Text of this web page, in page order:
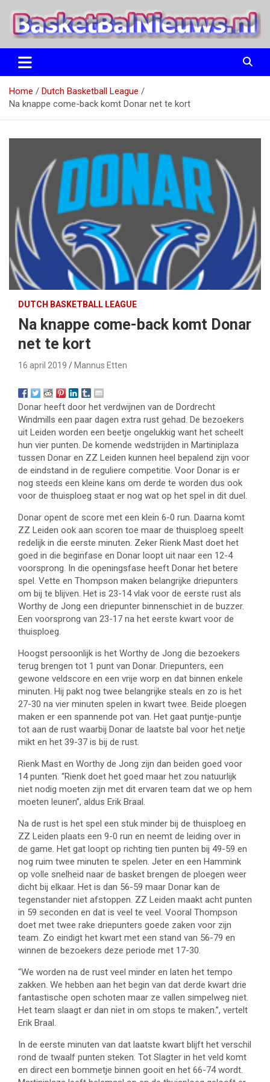
naar
BasketBalNieuws.nl
Etten
Home
Dutch Basketball League
Na knappe come-back komt Donar net te kort
DUTCH BASKETBALL LEAGUE
Na knappe come-back komt Donar
net te kort
16 april 2019 Mannus Etten
Donar heeft door het verdwijnen van de Dordrecht
Windmills een paar dagen extra rust gehad. De bezoekers
uit Leiden worden een beetje ongelukkig want het scheelt
hun vier punten. De komende wedstrijden in Martiniplaza
tussen Donar en ZZ Leiden kunnen heel bepalend zijn voor
de eindstand in de reguliere competitie. Voor Donar is er
nog steeds een kleine kans om derde te worden dus ook
voor de thuisploeg staat er nog wat op het spel in dit duel.
Donar opent de score met een klein 6-0 run. Daarna komt
ZZ Leiden ook aan scoren toe maar de thuisploeg speelt
redelijk in die eerste minuten. Zeker Rienk Mast doet het
goed in die beginfase en Donar loopt uit naar een 12-4
voorsprong. In die openingsfase heeft Donar het betere
spel. Vette en Thompson maken belangrijke driepunters
om bij te blijven. Het is 23-14 vlak voor de eerste rust als
Worthy de Jong een driepunter binnenschiet in de buzzer.
Een voorsprong van 23-17 na het eerste kwart voor de
thuisploeg.
Hoogst persoonlijk is het Worthy de Jong die bezoekers
terug brengen tot 1 punt van Donar. Driepunters, een
gewone veldscore en een vrije worp en dat binnen enkele
minuten. Hij pakt nog twee belangrijke steals en zo is het
27-30 na vier minuten spelen in kwart twee. Beide ploegen
maken er een spannende pot van. Het gaat puntje-puntje
tot aan de rust waarbij Donar de laatste bal voor het netje
mikt en het 39-37 is bij de rust.
Rienk Mast en Worthy de Jong zijn dan beiden goed voor
14 punten. “Rienk doet het goed maar het zou natuurlijk
niet nodig moeten zijn met dit ervaren team dat we op hem
moeten leunen”, aldus Erik Braal.
Na de rust is het spel een stuk minder bij de thuisploeg en
ZZ Leiden plaats een 9-0 run en neemt de leiding over in
de game. Het gat loopt op richting tien punten bij 49-59 en
nog ruim twee minuten te spelen. Jeter en een Hammink
op volle snelheid naar de basket brengen de ploegen weer
dicht bij elkaar. Het is dan 56-59 maar Donar kan de
tegenstander niet afstoppen. ZZ Leiden maakt acht punten
in 59 seconden en dat is veel te veel. Vooral Thompson
doet met twee rake driepunters goede zaken voor zijn
team. Zo eindigt het kwart met een stand van 56-79 en
winnen de bezoekers deze periode met 17-30.
“We worden na de rust veel minder en laten het tempo
zakken. We hebben aan het begin van dat derde kwart drie
fantastische open schoten maar ze vallen simpelweg niet.
Het team slaagt er dan niet in om stops te maken.”, vertelt
Erik Braal.
In de eerste minuten van dat laatste kwart blijft het verschil
rond de twaalf punten steken. Tot Slagter in het veld komt
en direct een bommetje binnen gooit en het 66-74 wordt.